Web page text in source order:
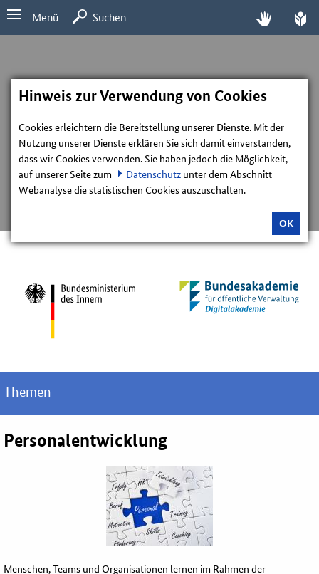
Menü Suchen
Hinweis zur Verwendung von Cookies
Cookies erleichtern die Bereitstellung unserer Dienste. Mit der
Nutzung unserer Dienste erklären Sie sich damit einverstanden,
dass wir Cookies verwenden. Sie haben jedoch die Möglichkeit,
auf unserer Seite zum
Datenschutz unter dem Abschnitt
Webanalyse die statistischen Cookies auszuschalten.
OK
Themen
Personalentwicklung
Menschen, Teams und Organisationen lernen im Rahmen der